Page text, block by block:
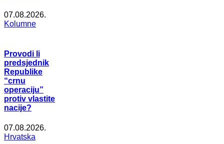
07.08.2026.
Kolumne
Provodi li
predsjednik
Republike
“crnu
operaciju”
protiv vlastite
nacije?
07.08.2026.
Hrvatska